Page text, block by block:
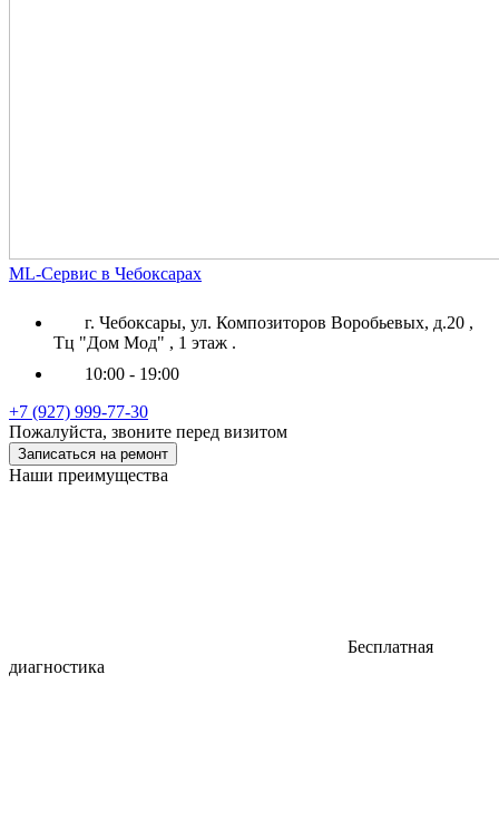
ML-Сервис в Чебоксарах
г. Чебоксары, ул. Композиторов Воробьевых, д.20 ,
Тц "Дом Мод" , 1 этаж .
10:00 - 19:00
+7 (927) 999-77-30
Пожалуйста, звоните перед визитом
Записаться на ремонт
Наши преимущества
Бесплатная
диагностика